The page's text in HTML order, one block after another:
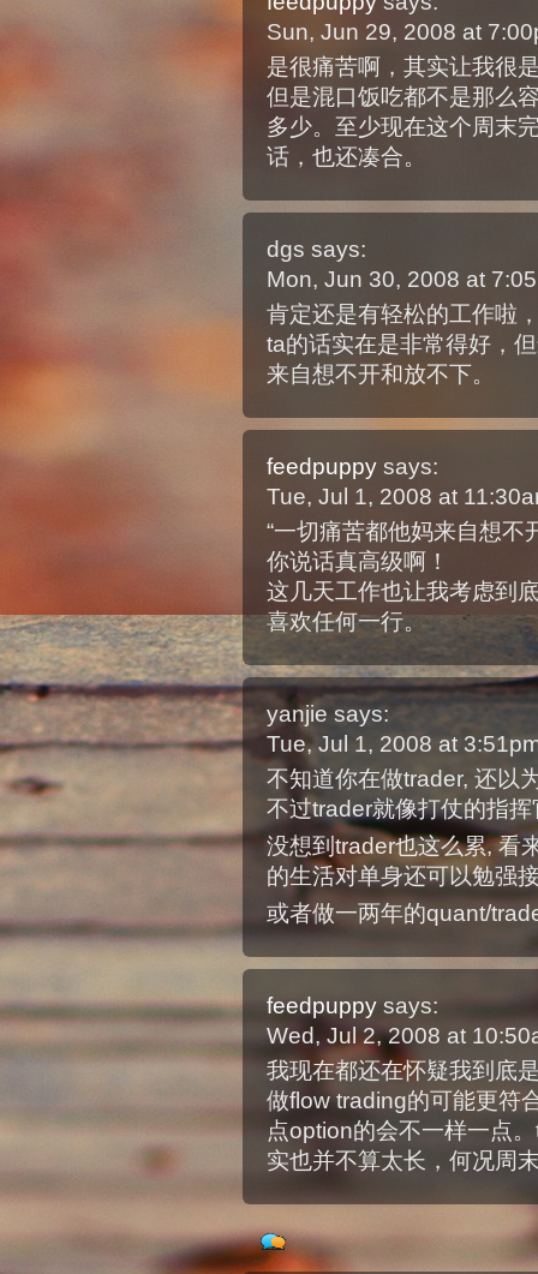
Sun, Jun 29, 2008 at
是很痛苦啊，其实让我很
但是混口饭吃都不是那么
多少。至少现在这个周末
话，也还凑合。
dgs says:
Mon, Jun 30, 2008 at
肯定还是有轻松的工作啦
ta的话实在是非常得好，
来自想不开和放不下。
feedpuppy says:
Tue, Jul 1, 2008 at
“一切痛苦都他妈来自想不
你说话真高级啊！
这几天工作也让我考虑到
喜欢任何一行。
yanjie says:
Tue, Jul 1, 2008 at
不知道你在做trader, 还以
不过trader就像打仗的指
没想到trader也这么累, 看
的生活对单身还可以勉强
或者做一两年的quant/
feedpuppy says:
Wed, Jul 2, 2008 at
我现在都还在怀疑我到底
做flow trading的可能更符
点option的会不一样一点
实也并不算太长，何况周